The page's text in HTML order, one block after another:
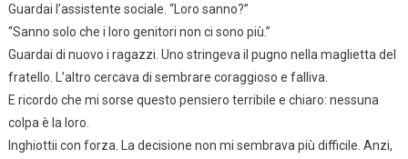
Guardai l’assistente sociale. “Loro sanno?”
“Sanno solo che i loro genitori non ci sono più.”
Guardai di nuovo i ragazzi. Uno stringeva il pugno nella maglietta del
fratello. L’altro cercava di sembrare coraggioso e falliva.
E ricordo che mi sorse questo pensiero terribile e chiaro: nessuna
colpa è la loro.
Inghiottii con forza. La decisione non mi sembrava più difficile. Anzi,